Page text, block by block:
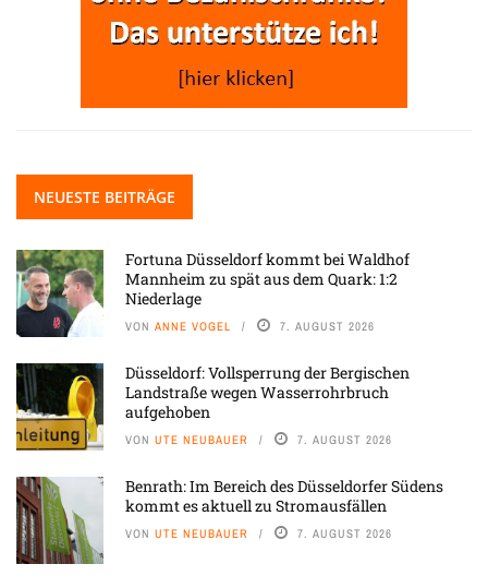
NEUESTE BEITRÄGE
Fortuna Düsseldorf kommt bei Waldhof
Mannheim zu spät aus dem Quark: 1:2
Niederlage
VON ANNE VOGEL 7. AUGUST 2026
Düsseldorf: Vollsperrung der Bergischen
Landstraße wegen Wasserrohrbruch
aufgehoben
VON UTE NEUBAUER 7. AUGUST 2026
Benrath: Im Bereich des Düsseldorfer Südens
kommt es aktuell zu Stromausfällen
VON UTE NEUBAUER 7. AUGUST 2026